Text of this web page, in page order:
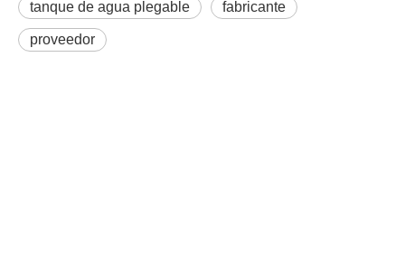
tanque de agua plegable fabricante
proveedor